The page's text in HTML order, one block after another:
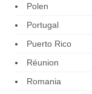
Polen
Portugal
Puerto Rico
Réunion
Romania